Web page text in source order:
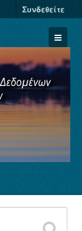
Συνδεθείτε